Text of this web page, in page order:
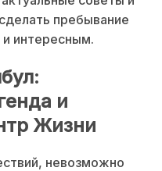
пребывание
интересным.
и
Жизни
невозможно